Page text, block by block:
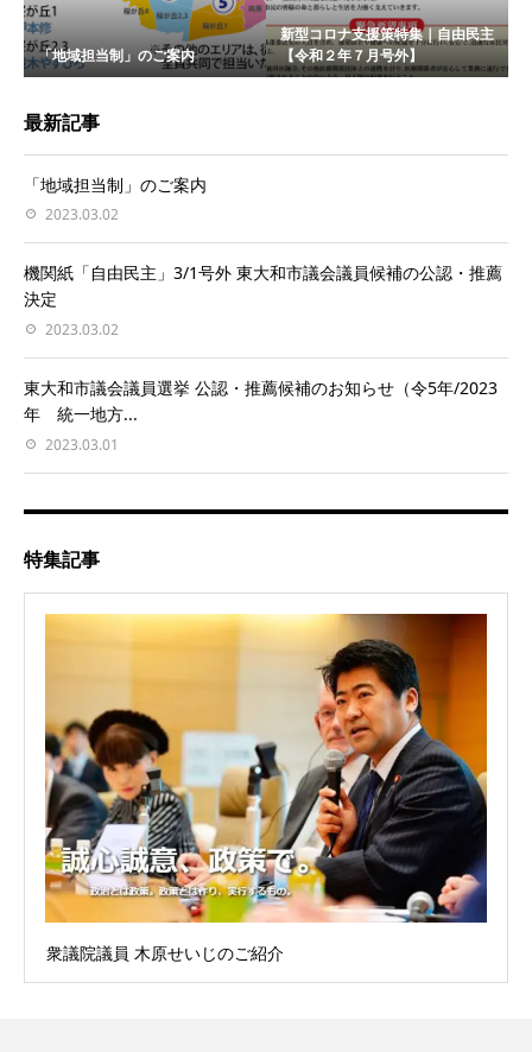
「地域担当制」のご案内
新型コロナ支援策特集｜自由民主
【令和２年７月号外】
最新記事
「地域担当制」のご案内
2023.03.02
機関紙「自由民主」3/1号外 東大和市議会議員候補の公認・推薦
決定
2023.03.02
東大和市議会議員選挙 公認・推薦候補のお知らせ（令5年/2023
年 統一地方...
2023.03.01
特集記事
衆議院議員 木原せいじのご紹介